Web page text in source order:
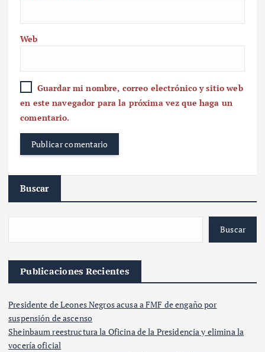
Web
Guardar mi nombre, correo electrónico y sitio web
en este navegador para la próxima vez que haga un
comentario.
Buscar
Buscar
Publicaciones Recientes
Presidente de Leones Negros acusa a FMF de engaño por
suspensión de ascenso
Sheinbaum reestructura la Oficina de la Presidencia y elimina la
vocería oficial